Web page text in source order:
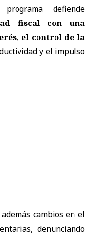
defiende
fiscal con una
el control de la
y el impulso
cambios en el
denunciando